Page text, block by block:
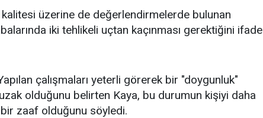
üzerine de değerlendirmelerde bulunan
iki tehlikeli uçtan kaçınması gerektiğini ifade
çalışmaları yeterli görerek bir "doygunluk"
olduğunu belirten Kaya, bu durumun kişiyi daha
zaaf olduğunu söyledi.